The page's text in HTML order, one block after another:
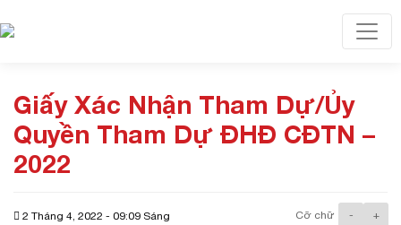
Giấy Xác Nhận Tham Dự/Ủy
Quyền Tham Dự ĐHĐ CĐTN –
2022
2 Tháng 4, 2022 - 09:09 Sáng Cỡ chữ - +